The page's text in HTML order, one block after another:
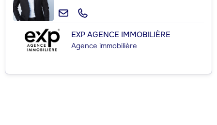
EXP AGENCE IMMOBILIÈRE
Agence immobilière